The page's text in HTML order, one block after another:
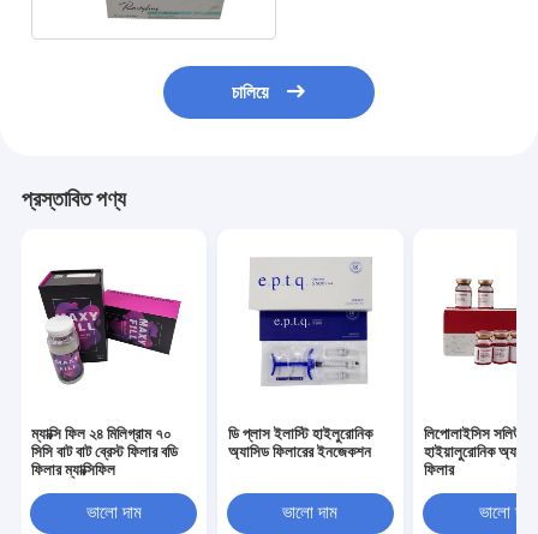
চালিয়ে
প্রস্তাবিত পণ্য
ম্যাক্সি ফিল ২৪ মিলিগ্রাম ৭০
সিসি বাট বাট ব্রেস্ট ফিলার বডি
ফিলার ম্যাক্সিফিল
ভালো দাম
ডি প্লাস ইলাস্টি হাইলুরোনিক
অ্যাসিড ফিলারের ইনজেকশন
ভালো দাম
লিপোলাইসিস সলিউশন
হাইয়ালুরোনিক অ্যাসিড
ফিলার
ভালো দাম